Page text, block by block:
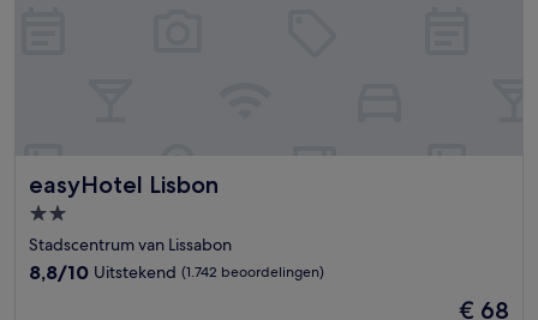
easyHotel Lisbon
easyHotel Lisbon
2.0-
sterrenaccommodatie
Stadscentrum van Lissabon
8.8
8,8/10 Uitstekend (1.742 beoordelingen)
De
€ 68